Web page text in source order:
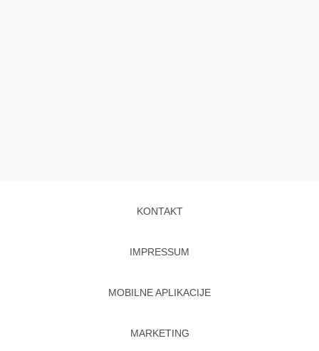
KONTAKT
IMPRESSUM
MOBILNE APLIKACIJE
MARKETING